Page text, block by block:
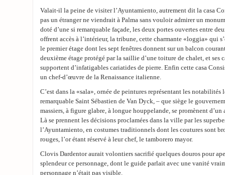
Valait-il la peine de visiter l’Ayuntamiento, autrement dit la casa
pas un étranger ne viendrait à Palma sans vouloir admirer un
doté d’une si remarquable façade, les deux portes ouvertes entre
offrent accès à l’intérieur, la tribune, cette charmante «loggia» qui
le premier étage dont les sept fenêtres donnent sur un balcon
deuxième étage protégé par la saillie d’une toiture de chalet, et ses
supportent d’infatigables cariatides de pierre. Enfin cette casa
un chef-d’œuvre de la Renaissance italienne.
C’est dans la «sala», ornée de peintures représentant les notabilités
remarquable Saint Sébastien de Van Dyck, – que siège le
massiers, à figure glabre, à longue houppelande, se promènent d’un
Là se prennent les décisions proclamées dans la ville par les
l’Ayuntamiento, en costumes traditionnels dont les coutures sont
rouges, l’or étant réservé à leur chef, le tamborero mayor.
Clovis Dardentor aurait volontiers sacrifié quelques douros pour
splendeur ce personnage, dont le guide parlait avec une vanité
personnage n’était pas visible.